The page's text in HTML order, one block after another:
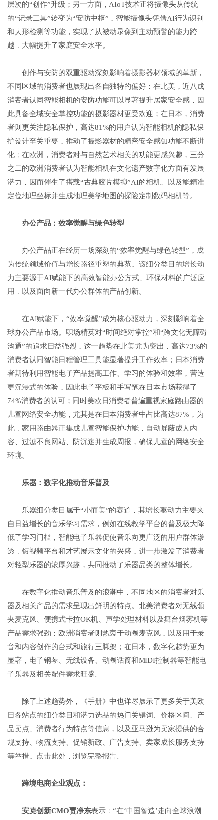
层次的“创作”升级；另一方面，AIoT技术正将摄像头从传统
的“记录工具”转变为“安防中枢”，智能摄像头凭借AI行为识别
和人形检测等功能，实现了从被动录像到主动预警的能力跨
越，大幅提升了家庭安全水平。
创作与安防的双重驱动深刻影响着摄影器材领域的革新，
不同区域的消费者也展现出各自独特的偏好：在北美，近八成
消费者认同智能相机的安防功能可以显著提升居家安全感，因
此具备全域安全掌控功能的摄影器材更受欢迎；在日本，消费
者则更关注隐私保护，高达81%的用户认为智能相机的隐私保
护设计至关重要，推动了摄影器材的精密安全感知功能不断进
化；在欧洲，消费者对与自然艺术相关的功能更感兴趣，三分
之二的欧洲消费者认为智能相机在文化遗产数字化方面有发展
潜力，因而催生了搭载“古典胶片模拟”AI的相机、以及能精准
定位地理坐标并生成地理美学地图的探险定制数码相机等。
办公产品： 效率觉醒与绿色转型
办公产品正在经历一场深刻的“效率觉醒与绿色转型”，成
为传统领域价值与增长路径重塑的典范。该细分类目的增长动
力主要源于AI赋能下的高效智能办公方式、环保材料的广泛应
用，以及面向新一代办公群体的产品创新。
在AI赋能下，“效率觉醒”成为核心驱动力，深刻影响着全
球办公产品市场。职场精英对“时间绝对掌控”和“跨文化无障碍
沟通”的追求日益强烈，这一趋势在北美尤为突出，高达73%的
消费者认同智能日程管理工具能显著提升工作效率；日本消费
者期待利用智能电子产品提高工作、学习的体验和效率，营造
更沉浸式的体验，因此电子平板和手写笔在日本市场获得了
74%消费者的认可；同时美欧日消费者普遍重视家庭路由器的
儿童网络安全功能，尤其是在日本消费者中占比高达87%，为
此，家用路由器正集成儿童智能保护功能，自动屏蔽成人内
容、过滤不良网站、防沉迷并生成周报，确保儿童的网络安全
环境。
乐器： 数字化推动音乐普及
乐器细分类目属于“小而美”的赛道，其增长驱动力主要来
自日益增长的音乐学习需求，例如在线教学平台的普及极大降
低了学习门槛，智能电子乐器促使音乐向更广泛的用户群体渗
透，短视频平台和才艺展示文化的兴盛，进一步激发了消费者
对轻型乐器的浓厚兴趣，共同推动了乐器品类的整体增长。
在数字化推动音乐普及的浪潮中，不同地区的消费者对乐
器及相关产品的需求呈现出鲜明的特点。北美消费者对无线领
夹麦克风、便携式卡拉OK机、声学处理材料以及舞台烟雾机等
产品需求强劲；欧洲消费者则热衷于动圈麦克风，以及用于录
音和内容创作的台式和旅行三脚架；在日本，数字化趋势更为
显著，电子钢琴、无线设备、动圈话筒和MIDI控制器等智能电
子乐器及相关配件需求旺盛。
除了上述趋势外，《手册》中也详尽展示了更多关于美欧
日各站点的细分类目和潜力选品的热门关键词、价格区间、产
品卖点、消费者行为特点等信息，以及亚马逊为卖家提供的合
规支持、物流支持、促销新政、广告支持、卖家成长服务支持
等举措。点击此处，浏览完整报告。
跨境电商企业观点：
安克创新CMO贾净东表示：“在‘中国智造’走向全球浪潮